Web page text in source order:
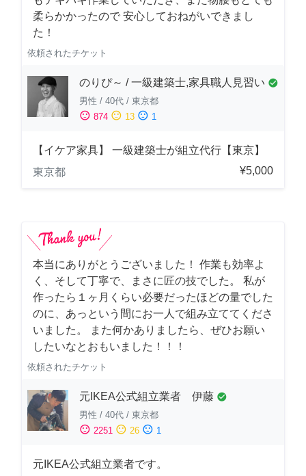
柔らかかったので 安心しておねがいできまし
た！
依頼されたチケット
のりぴ～ / 一級建築士,家具職人見習い check_circle
男性 / 40代 / 東京都
sentiment_satisfied 874 sentiment_neutral 13 sentiment_dissatisfied 1
【イケア家具】 一級建築士が組立代行【東京】
東京都
¥5,000
本当にありがとうございました！ 作業も効率よ
く、そして丁寧で、まさに匠の技でした。 私が
作ったら１ヶ月くらい必要だったほどの量でした
のに、あっという間にお一人で組み立ててくださ
いました。 また何かありましたら、ぜひお願い
したいなとおもいました！！！
依頼されたチケット
元IKEA公式組立業者 伊藤 check_circle
男性 / 40代 / 東京都
sentiment_satisfied 2251 sentiment_neutral 26 sentiment_dissatisfied 1
元IKEA公式組立業者です。